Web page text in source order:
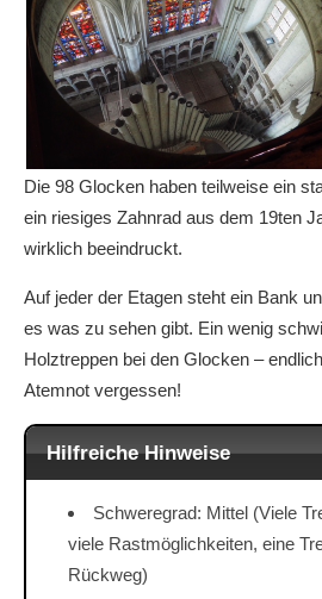
Die 98 Glocken haben teilweise ein
ein riesiges Zahnrad aus dem 19ten
wirklich beeindruckt.
Auf jeder der Etagen steht ein Bank
es was zu sehen gibt. Ein wenig
Holztreppen bei den Glocken –
Atemnot vergessen!
Hilfreiche Hinweise
Schweregrad: Mittel (Viele
viele Rastmöglichkeiten, eine
Rückweg)